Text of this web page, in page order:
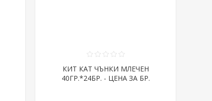
КИТ КАТ ЧЪНКИ МЛЕЧЕН
40ГР.*24БР. - ЦЕНА ЗА БР.